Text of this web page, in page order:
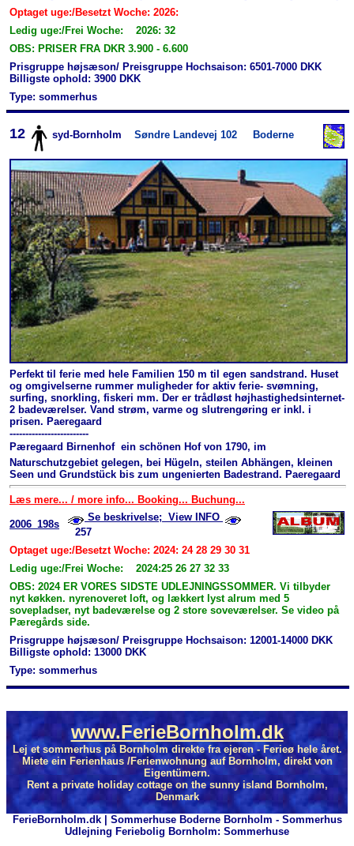
Optaget uge:/Besetzt Woche: 2026:
Ledig uge:/Frei Woche: 2026: 32
OBS: PRISER FRA DKR 3.900 - 6.600
Prisgruppe højsæson/ Preisgruppe Hochsaison: 6501-7000 DKK
Billigste ophold: 3900 DKK
Type: sommerhus
12 syd-Bornholm Søndre Landevej 102 Boderne
Perfekt til ferie med hele Familien 150 m til egen sandstrand. Huset
og omgivelserne rummer muligheder for aktiv ferie- svømning,
surfing, snorkling, fiskeri mm. Der er trådløst højhastighedsinternet-
2 badeværelser. Vand strøm, varme og slutrengøring er inkl. i
prisen. Paeregaard
-------------------------
Pæregaard Birnenhof  ein schönen Hof von 1790, im
Naturschutzgebiet gelegen, bei Hügeln, steilen Abhängen, kleinen
Seen und Grundstück bis zum ungenierten Badestrand. Paeregaard
Læs mere... / more info... Booking... Buchung...
2006_198s
Se beskrivelse; View INFO
257
Optaget uge:/Besetzt Woche: 2024: 24 28 29 30 31
Ledig uge:/Frei Woche: 2024:25 26 27 32 33
OBS: 2024 ER VORES SIDSTE UDLEJNINGSSOMMER. Vi tilbyder
nyt køkken. nyrenoveret loft, og lækkert lyst alrum med 5
sovepladser, nyt badeværelse og 2 store soveværelser. Se video på
Pæregårds side.
Prisgruppe højsæson/ Preisgruppe Hochsaison: 12001-14000 DKK
Billigste ophold: 13000 DKK
Type: sommerhus
www.FerieBornholm.dk
Lej et sommerhus på Bornholm direkte fra ejeren - Ferieø hele året.
Miete ein Ferienhaus /Ferienwohnung auf Bornholm, direkt von
Eigentümern.
Rent a private holiday cottage on the sunny island Bornholm,
Denmark
FerieBornholm.dk | Sommerhuse Boderne Bornholm - Sommerhus
Udlejning Feriebolig Bornholm: Sommerhuse